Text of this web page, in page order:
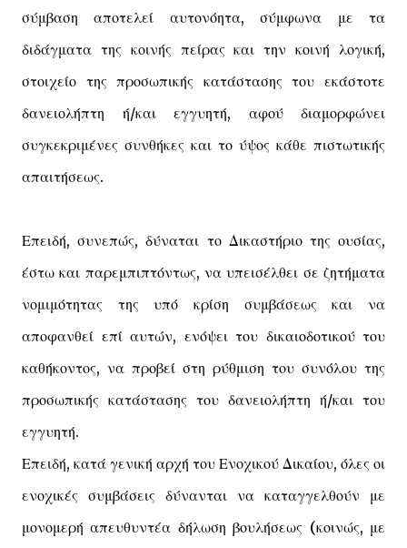
σύμβαση αποτελεί αυτονόητα, σύμφωνα με τα
διδάγματα της κοινής πείρας και την κοινή λογική,
στοιχείο της προσωπικής κατάστασης του εκάστοτε
δανειολήπτη ή/και εγγυητή, αφού διαμορφώνει
συγκεκριμένες συνθήκες και το ύψος κάθε πιστωτικής
απαιτήσεως.
Επειδή, συνεπώς, δύναται το Δικαστήριο της ουσίας,
έστω και παρεμπιπτόντως, να υπεισέλθει σε ζητήματα
νομιμότητας της υπό κρίση συμβάσεως και να
αποφανθεί επί αυτών, ενόψει του δικαιοδοτικού του
καθήκοντος, να προβεί στη ρύθμιση του συνόλου της
προσωπικής κατάστασης του δανειολήπτη ή/και του
εγγυητή.
Επειδή, κατά γενική αρχή του Ενοχικού Δικαίου, όλες οι
ενοχικές συμβάσεις δύνανται να καταγγελθούν με
μονομερή απευθυντέα δήλωση βουλήσεως (κοινώς, με